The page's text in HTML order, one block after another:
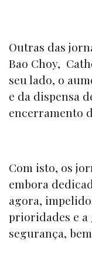
Outras das
Bao Choy,
seu lado, o
e da dispensa
encerramento
Com isto, os
embora
agora,
prioridades e
segurança,